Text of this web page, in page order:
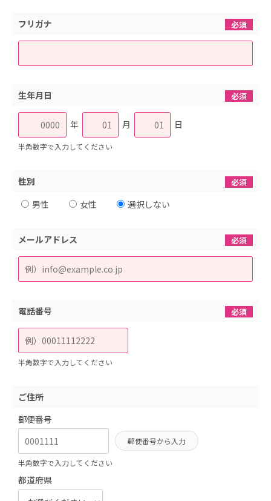
フリガナ 必須
生年月日 必須
年 月 日
半角数字で入力してください
性別 必須
男性 女性 選択しない
メールアドレス 必須
電話番号 必須
半角数字で入力してください
ご住所
郵便番号
郵便番号から入力
半角数字で入力してください
都道府県